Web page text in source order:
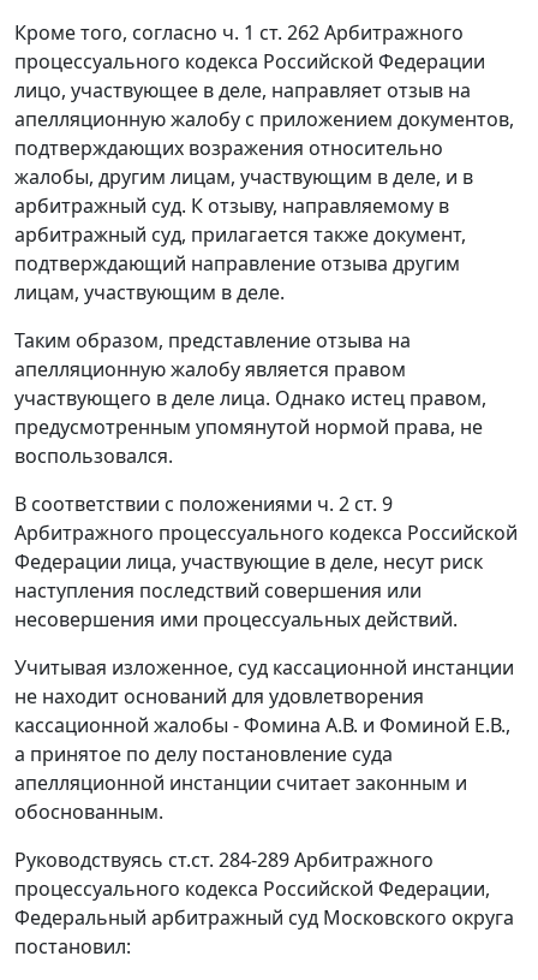
Кроме того, согласно ч. 1 ст. 262Арбитражного
процессуального кодекса Российской Федерации
лицо, участвующее в деле, направляет отзыв на
апелляционную жалобу с приложением документов,
подтверждающих возражения относительно
жалобы, другим лицам, участвующим в деле, и в
арбитражный суд. К отзыву, направляемому в
арбитражный суд, прилагается также документ,
подтверждающий направление отзыва другим
лицам, участвующим в деле.
Таким образом, представление отзыва на
апелляционную жалобу является правом
участвующего в деле лица. Однако истец правом,
предусмотренным упомянутой нормой права, не
воспользовался.
В соответствии с положениями ч. 2 ст. 9
Арбитражного процессуального кодекса Российской
Федерации лица, участвующие в деле, несут риск
наступления последствий совершения или
несовершения ими процессуальных действий.
Учитывая изложенное, суд кассационной инстанции
не находит оснований для удовлетворения
кассационной жалобы - Фомина А.В. и Фоминой Е.В.,
а принятое по делу постановление суда
апелляционной инстанции считает законным и
обоснованным.
Руководствуясь ст.ст. 284-289Арбитражного
процессуального кодекса Российской Федерации,
Федеральный арбитражный суд Московского округа
постановил: